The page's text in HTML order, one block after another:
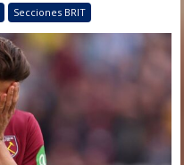
Secciones BRIT